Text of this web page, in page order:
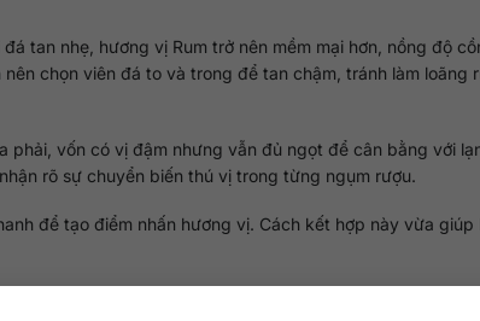
đá tan nhẹ, hương vị Rum trở nên mềm mại hơn, nồng độ
chọn viên đá to và trong để tan chậm, tránh làm loãng
vốn có vị đậm nhưng vẫn đủ ngọt để cân bằng với
rõ sự chuyển biến thú vị trong từng ngụm rượu.
để tạo điểm nhấn hương vị. Cách kết hợp này vừa giúp